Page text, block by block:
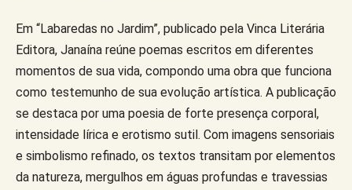
Em “Labaredas no Jardim”, publicado pela Vinca Literária
Editora, Janaína reúne poemas escritos em diferentes
momentos de sua vida, compondo uma obra que funciona
como testemunho de sua evolução artística. A publicação
se destaca por uma poesia de forte presença corporal,
intensidade lírica e erotismo sutil. Com imagens sensoriais
e simbolismo refinado, os textos transitam por elementos
da natureza, mergulhos em águas profundas e travessias